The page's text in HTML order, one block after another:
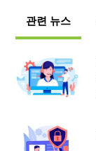
관련 뉴스